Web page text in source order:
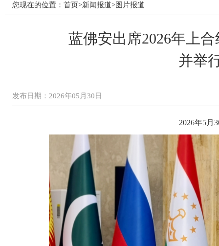
您现在的位置： 首页>新闻报道>图片报道
蓝佛安出席2026年上
并举
发布日期：2026年05月30日
2026年5月